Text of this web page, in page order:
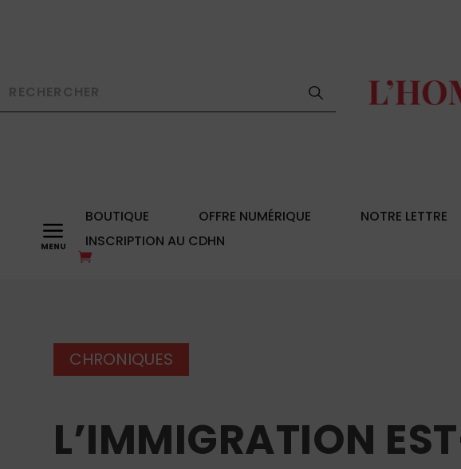
a BOUTIQUE OFFRE NUMÉRIQUE NOTRE LETTRE
INSCRIPTION AU CDHN
CHRONIQUES
L’IMMIGRATION